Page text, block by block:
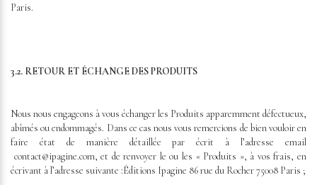
Paris.
3.2. RETOUR ET ÉCHANGE DES PRODUITS
Nous nous engageons à vous échanger les Produits apparemment défectueux,
abîmés ou endommagés. Dans ce cas nous vous remercions de bien vouloir en
faire état de manière détaillée par écrit à l’adresse email
contact@ipagine.com, et de renvoyer le ou les « Produits », à vos frais, en
écrivant à l’adresse suivante :Éditions Ipagine 86 rue du Rocher 75008 Paris ;